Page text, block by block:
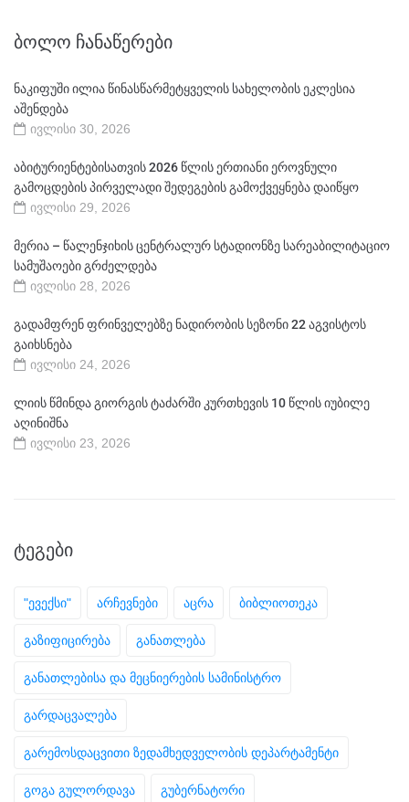
ᲑᲝᲚᲝ ᲩᲐᲜᲐᲬᲔᲠᲔᲑᲘ
ნაკიფუში ილია წინასწარმეტყველის სახელობის ეკლესია
აშენდება
ივლისი 30, 2026
აბიტურიენტებისათვის 2026 წლის ერთიანი ეროვნული
გამოცდების პირველადი შედეგების გამოქვეყნება დაიწყო
ივლისი 29, 2026
მერია – წალენჯიხის ცენტრალურ სტადიონზე სარეაბილიტაციო
სამუშაოები გრძელდება
ივლისი 28, 2026
გადამფრენ ფრინველებზე ნადირობის სეზონი 22 აგვისტოს
გაიხსნება
ივლისი 24, 2026
ლიის წმინდა გიორგის ტაძარში კურთხევის 10 წლის იუბილე
აღინიშნა
ივლისი 23, 2026
ᲢᲔᲒᲔᲑᲘ
"ევექსი" არჩევნები აცრა ბიბლიოთეკა
გაზიფიცირება განათლება
განათლებისა და მეცნიერების სამინისტრო
გარდაცვალება
გარემოსდაცვითი ზედამხედველობის დეპარტამენტი
გოგა გულორდავა გუბერნატორი